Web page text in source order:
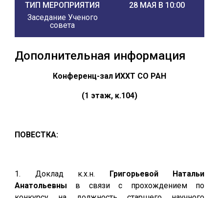
ТИП МЕРОПРИЯТИЯ
Заседание Ученого
совета
28 МАЯ В 10:00
Дополнительная информация
Конференц-зал ИХХТ СО РАН
(1 этаж, к.104)
ПОВЕСТКА:
1. Доклад к.х.н. Григорьевой Натальи
Анатольевны в связи с прохождением по